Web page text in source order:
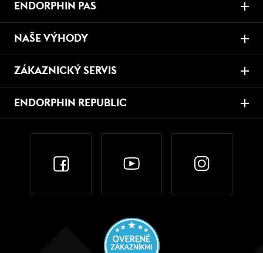
ENDORPHIN PAS
NAŠE VÝHODY
ZÁKAZNICKÝ SERVIS
ENDORPHIN REPUBLIC